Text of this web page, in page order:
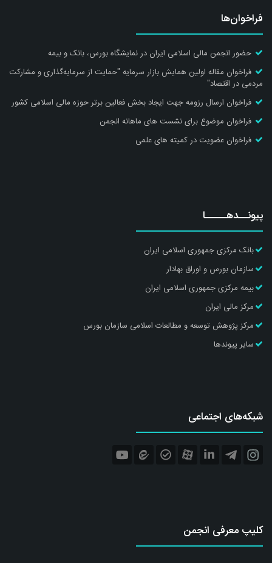
فراخوان‌ها
حضور انجمن مالی اسلامی ایران در نمایشگاه بورس، بانک و بیمه
فراخوان مقاله اولین همایش بازار سرمایه "حمایت از سرمایه‌گذاری و مشارکت
مردمی در اقتصاد"
فراخوان ارسال رزومه جهت ایجاد بخش فعالین برتر حوزه مالی اسلامی کشور
فراخوان موضوع برای نشست های ماهانه انجمن
فراخوان عضویت در کمیته های علمی
پیونــد‌هـــــا
بانک مرکزی جمهوری اسلامی ایران
سازمان بورس و اوراق بهادار
بیمه مرکزی جمهوری اسلامی ایران
مرکز مالی ایران
مرکز پژوهش توسعه و مطالعات اسلامی سازمان بورس
سایر پیوندها
شبکه‌های اجتماعی
کلیپ معرفی انجمن